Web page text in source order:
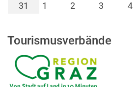
31
1 2 3 4
Tourismusverbände